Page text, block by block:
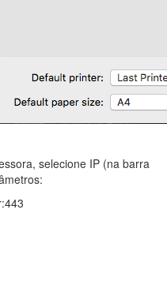
selecione IP (na barra